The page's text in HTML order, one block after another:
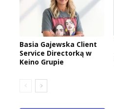
Basia Gajewska Client
Service Directorką w
Keino Grupie